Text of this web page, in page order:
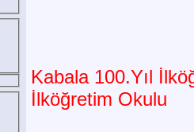
Kabala 100.Yıl
İlköğretim Okulu